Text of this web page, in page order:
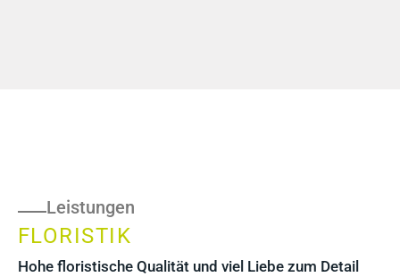
Leistungen
FLORISTIK
Hohe floristische Qualität und viel Liebe zum Detail